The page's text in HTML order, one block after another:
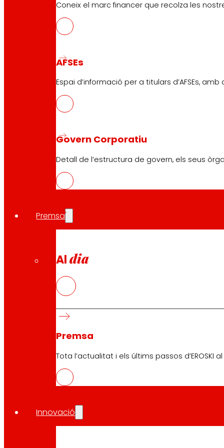
Coneix el marc financer que recolza les
AFSEs
Espai d’informació per a titulars d’AFSEs,
Govern Corporatiu
Detall de l’estructura de govern, els seus
Premsa
Aldia
Premsa
Tota l’actualitat i els últims passos d’EROSKI
Innovació